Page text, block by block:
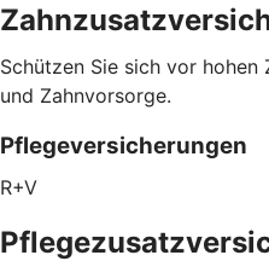
Schützen Sie sich vor hohen
und Zahnvorsorge.
Pflegeversicherungen
R+V